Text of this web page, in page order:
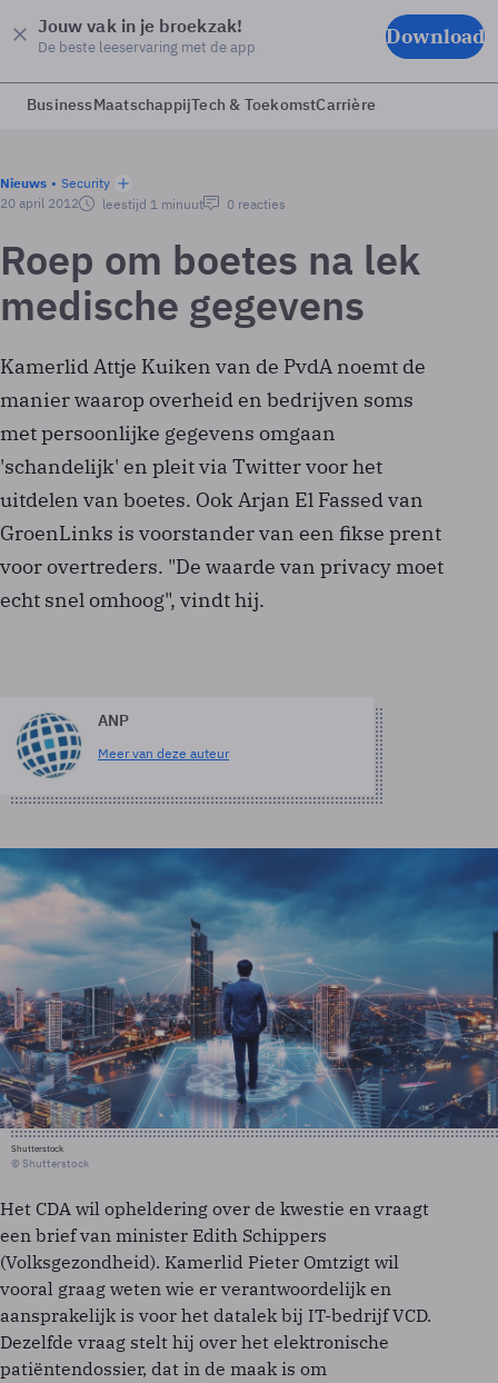
Jouw vak in je broekzak!
De beste leeservaring met de app Download
BusinessMaatschappijTech & ToekomstCarrière
Nieuws
Security
20 april 2012
leestijd 1 minuut 0 reacties
Roep om boetes na lek
medische gegevens
Kamerlid Attje Kuiken van de PvdA noemt de
manier waarop overheid en bedrijven soms
met persoonlijke gegevens omgaan
'schandelijk' en pleit via Twitter voor het
uitdelen van boetes. Ook Arjan El Fassed van
GroenLinks is voorstander van een fikse prent
voor overtreders. "De waarde van privacy moet
echt snel omhoog", vindt hij.
ANP
Meer van deze auteur
Shutterstock
© Shutterstock
Het CDA wil opheldering over de kwestie en vraagt
een brief van minister Edith Schippers
(Volksgezondheid). Kamerlid Pieter Omtzigt wil
vooral graag weten wie er verantwoordelijk en
aansprakelijk is voor het datalek bij IT-bedrijf VCD.
Dezelfde vraag stelt hij over het elektronische
patiëntendossier, dat in de maak is om